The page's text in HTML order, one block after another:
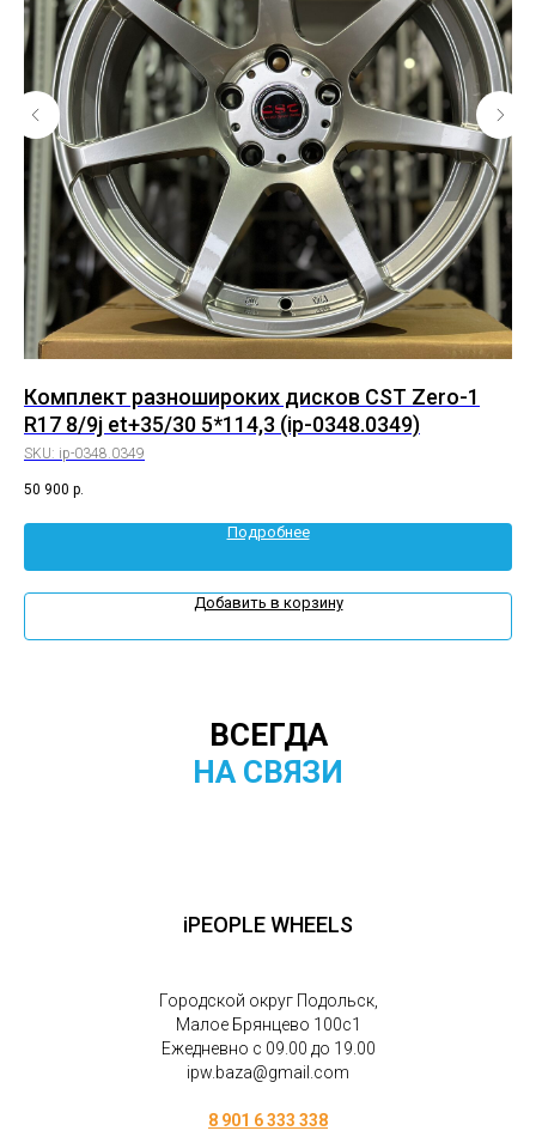
Комплект разношироких дисков CST Zero-1
R17 8/9j et+35/30 5*114,3 (ip-0348.0349)
SKU: ip-0348.0349
50 900 р.
Подробнее
Добавить в корзину
ВСЕГДА
НА СВЯЗИ
iPEOPLE WHEELS
Городской округ Подольск,
Малое Брянцево 100с1
Ежедневно с 09.00 до 19.00
ipw.baza@gmail.com
8 901 6 333 338